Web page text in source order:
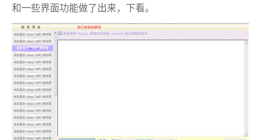
和一些界面功能做了出来，下看。